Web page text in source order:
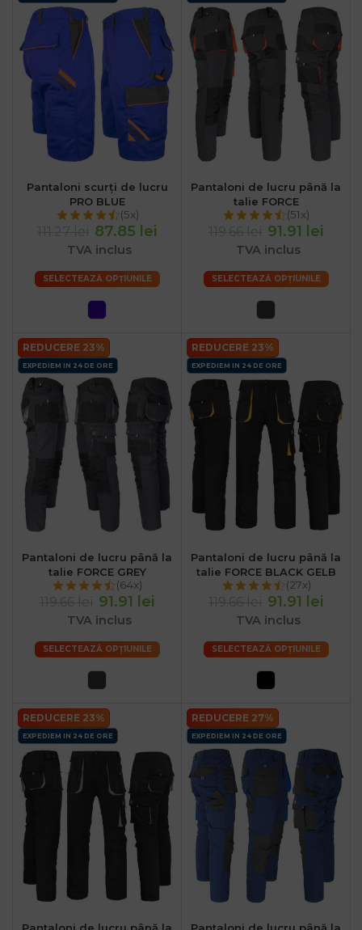
Pantaloni scurți de lucru
PRO BLUE
(5x)
87.85 lei
TVA inclus
SELECTEAZĂ OPȚIUNILE
Pantaloni de lucru până la
talie FORCE
(51x)
91.91 lei
TVA inclus
SELECTEAZĂ OPȚIUNILE
REDUCERE 23%
EXPEDIEM IN 24 DE ORE
Pantaloni de lucru până la
talie FORCE GREY
(64x)
91.91 lei
TVA inclus
SELECTEAZĂ OPȚIUNILE
REDUCERE 23%
EXPEDIEM IN 24 DE ORE
Pantaloni de lucru până la
talie FORCE BLACK GELB
(27x)
91.91 lei
TVA inclus
SELECTEAZĂ OPȚIUNILE
REDUCERE 23%
EXPEDIEM IN 24 DE ORE
REDUCERE 27%
EXPEDIEM IN 24 DE ORE